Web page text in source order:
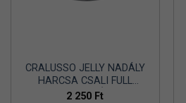
CRALUSSO JELLY NADÁLY
HARCSA CSALI FULL
NATURAL MÁJ (12
2 250 Ft